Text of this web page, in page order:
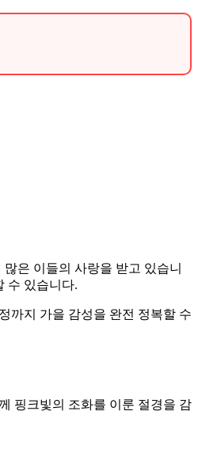
은 이들의 사랑을 받고 있습니
수 있습니다.
까지 가을 감성을 완전 정복할 수
핑크빛의 조화를 이룬 절경을 감